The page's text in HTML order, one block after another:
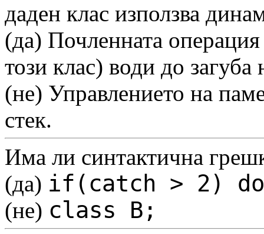
даден клас използва
(да) Почленната
този клас) води до
(не) Управлението на
стек.
Има ли синтактична
(да) if(catch > 2)
(не) class B;